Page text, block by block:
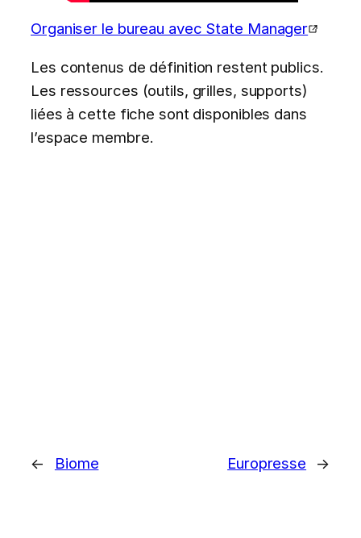
Organiser le bureau avec State Manager
Les contenus de définition restent publics.
Les ressources (outils, grilles, supports)
liées à cette fiche sont disponibles dans
l’espace membre.
← Biome Europresse →